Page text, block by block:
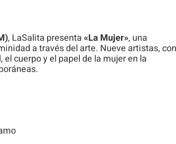
, LaSalita presenta«La Mujer», una
a través del arte. Nueve artistas,
cuerpo y el papel de la mujer en la
funcionalidades
desaparecerán
de la web.